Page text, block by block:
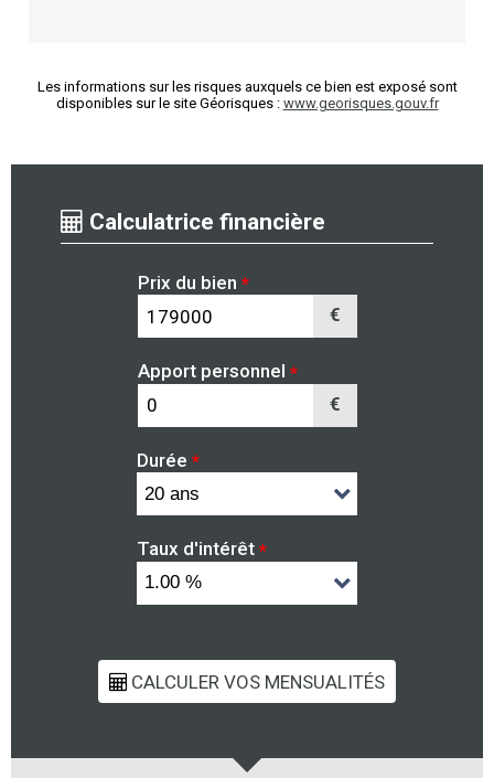
Les informations sur les risques auxquels ce bien est exposé sont
disponibles sur le site Géorisques : www.georisques.gouv.fr
Calculatrice financière
Prix du bien *
€
Apport personnel *
€
Durée *
Taux d'intérêt *